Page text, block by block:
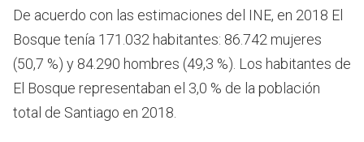
De acuerdo con las estimaciones del INE, en 2018 El
Bosque tenía 171.032 habitantes: 86.742 mujeres
(50,7 %) y 84.290 hombres (49,3 %). Los habitantes de
El Bosque representaban el 3,0 % de la población
total de Santiago en 2018.